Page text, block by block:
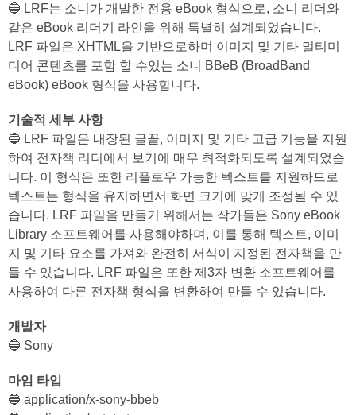
🔵 LRF는 소니가 개발한 전용 eBook 형식으로, 소니 리더와
같은 eBook 리더기 라인을 위해 특별히 설계되었습니다.
LRF 파일은 XHTML을 기반으로하며 이미지 및 기타 멀티미
디어 콘텐츠를 포함 할 수있는 소니 BBeB (BroadBand
eBook) eBook 형식을 사용합니다.
기술적 세부 사항
🔵 LRF 파일은 내장된 글꼴, 이미지 및 기타 고급 기능을 지원
하여 전자책 리더에서 보기에 매우 최적화되도록 설계되었습
니다. 이 형식은 또한 리플로우 가능한 텍스트를 지원하므로
텍스트는 형식을 유지하면서 화면 크기에 맞게 조정될 수 있
습니다. LRF 파일을 만들기 위해서는 작가들은 Sony eBook
Library 소프트웨어를 사용해야하며, 이를 통해 텍스트, 이미
지 및 기타 요소를 가져와 완전히 서식이 지정된 전자책을 만
들 수 있습니다. LRF 파일은 또한 제3자 변환 소프트웨어를
사용하여 다른 전자책 형식을 변환하여 만들 수 있습니다.
개발자
🔵 Sony
마임 타입
🔵 application/x-sony-bbeb